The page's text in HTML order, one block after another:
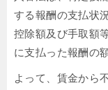
する報酬の支払状
控除額及び手取額
に支払った報酬の
よって、賃金から